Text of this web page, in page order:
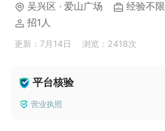
吴兴区 · 爱山广场 经验不限
招1人
更新：7月14日 浏览：2418次
平台核验
营业执照